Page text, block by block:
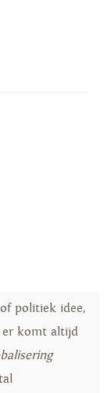
politiek idee,
er komt altijd